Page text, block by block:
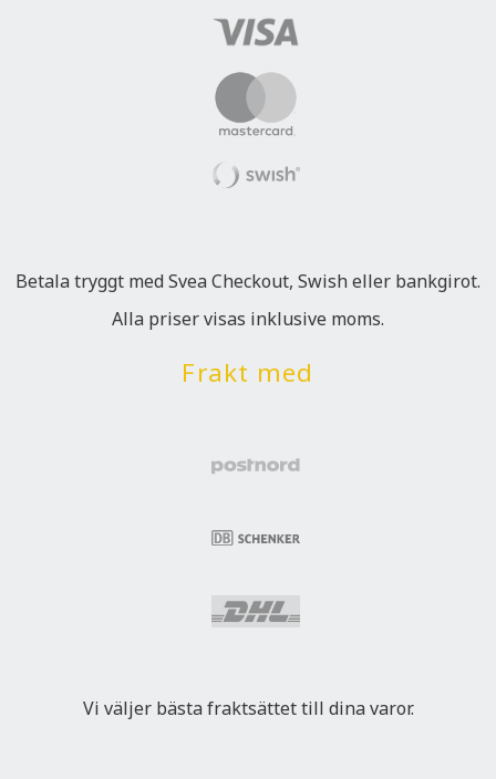
Betala tryggt med Svea Checkout, Swish eller bankgirot.
Alla priser visas inklusive moms.
Frakt med
Vi väljer bästa fraktsättet till dina varor.